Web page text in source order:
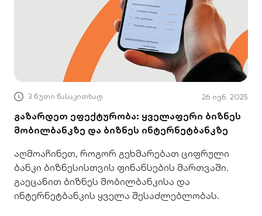
3 წუთი წასაკითხად 26 ივნ. 2025
გაზარდეთ ეფექტურობა: ყველაფერი ბიზნეს
მობილბანკზე და ბიზნეს ინტერნეტბანკზე
აღმოაჩინეთ, როგორ გეხმარებათ ციფრული
ბანკი ბიზნესისთვის ფინანსების მართვაში.
გაეცანით ბიზნეს მობილბანკისა და
ინტერნეტბანკის ყველა შესაძლებლობას.